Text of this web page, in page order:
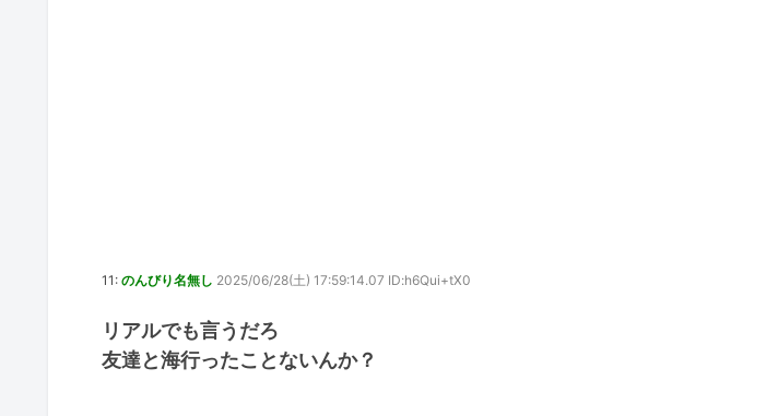
11: のんびり名無し 2025/06/28(土) 17:59:14.07 ID:h6Qui+tX0
リアルでも言うだろ
友達と海行ったことないんか？